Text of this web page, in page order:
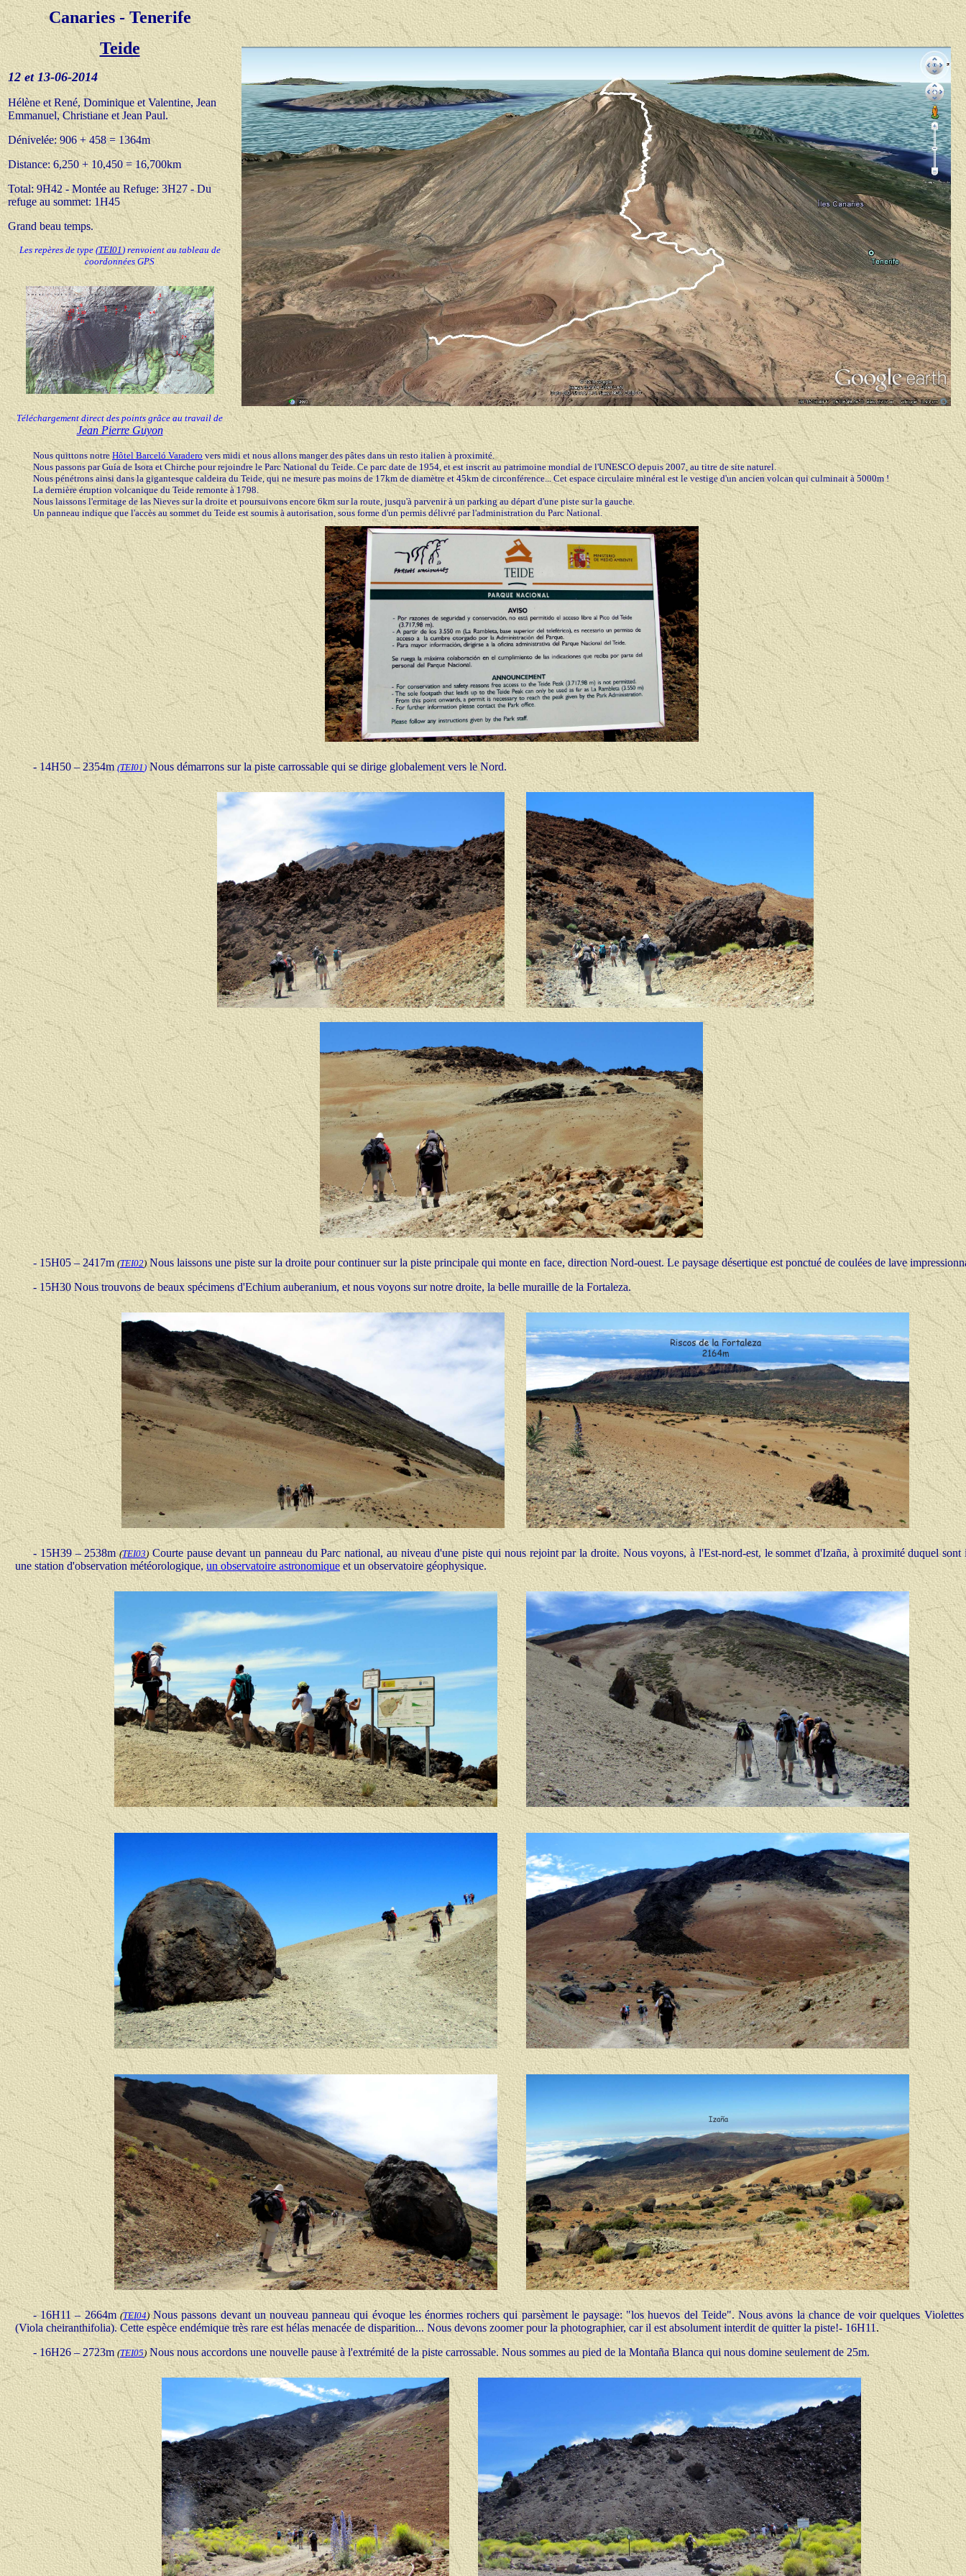
Canaries - Tenerife
Teide
12 et 13-06-2014
Hélène et René, Dominique et Valentine, Jean
Emmanuel,Christiane et Jean Paul.
Dénivelée: 906 + 458 = 1364m
Distance: 6,250 + 10,450 = 16,700km
Total: 9H42 - Montée au Refuge: 3H27 - Du
refuge au sommet: 1H45
Grand beau temps.
Les repères de type (TEI01) renvoient au tableau de
coordonnées GPS
Téléchargement direct des points grâce au travail de
Jean Pierre Guyon
Nous quittons notre Hôtel Barceló Varaderovers midi et nous allons manger des pâtes dans un resto italien à proximité.
Nous passons par Guía de Isora et Chirche pour rejoindre le Parc National du Teide. Ce parc date de 1954, et est inscrit au patrimoine mondial de l'UNESCO depuis 2007, au titre de site naturel.
Nous pénétrons ainsi dans la gigantesque caldeira du Teide, qui ne mesure pas moins de 17km de diamètre et 45km de circonférence... Cet espace circulaire minéral est le vestige d'un ancien volcan qui culminait à 5000m !
La dernière éruption volcanique du Teide remonte à 1798.
Nous laissons l'ermitage de las Nieves sur la droite et poursuivons encore 6km sur la route, jusqu'à parvenir à un parking au départ d'une piste sur la gauche.
Un panneau indique que l'accès au sommet du Teide est soumis à autorisation, sous forme d'un permis délivré par l'administration du Parc National.
- 14H50 – 2354m(TEI01) Nous démarrons sur la piste carrossable qui se dirige globalement vers le Nord.
- 15H05 – 2417m(TEI02) Nous laissons une piste sur la droite pour continuer sur la piste principale qui monte en face, direction Nord-ouest. Le paysage désertique est ponctué de coulées de lave
- 15H30 Nous trouvons de beaux spécimens d'Echium auberanium, et nous voyons sur notre droite, la belle muraille de la Fortaleza.
- 15H39 – 2538m(TEI03) Courte pause devant un panneau du Parc national, au niveau d'une piste qui nous rejoint par la droite. Nous voyons, à l'Est-nord-est, le sommet d'Izaña, à proximité duquel sont
une station d'observation météorologique,un observatoire astronomique et un observatoire géophysique.
- 16H11 – 2664m(TEI04) Nous passons devant un nouveau panneau qui évoque les énormes rochers qui parsèment le paysage: "los huevos del Teide". Nous avons la chance de voir quelques
(Viola cheiranthifolia). Cette espèce endémique très rare est hélas menacée de disparition... Nous devons zoomer pour la photographier, car il est absolument interdit de quitter la piste!- 16H11.
- 16H26 – 2723m (TEI05) Nous nous accordons une nouvelle pause à l'extrémité de la piste carrossable. Nous sommes au pied de la Montaña Blanca qui nous domine seulement de 25m.